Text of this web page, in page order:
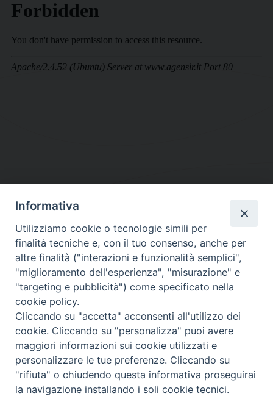
DIOCESI SUBURBICARIA DI ALBANO
Contatti:Tel.: 06.93268401 - Fax.: 06.9323844
E-mail:curia@diocesidialbano.it
Orari: dal Lunedì al Venerdì Ore: 9:00 - 13:00
Lunedì, Mercoledì e Venerdì, Ore 9:30 - 12:30
Diocesi Suburbicaria di Albano
Copyright © 2021
Informativa
Utilizziamo cookie o tecnologie simili per
finalità tecniche e, con il tuo consenso, anche per
altre finalità ("interazioni e funzionalità semplici",
"miglioramento dell'esperienza", "misurazione" e
"targeting e pubblicità") come specificato nella
cookie policy.
Cliccando su "accetta" acconsenti all'utilizzo dei
cookie. Cliccando su "personalizza" puoi avere
maggiori informazioni sui cookie utilizzati e
personalizzare le tue preferenze. Cliccando su
"rifiuta" o chiudendo questa informativa proseguirai
la navigazione installando i soli cookie tecnici.